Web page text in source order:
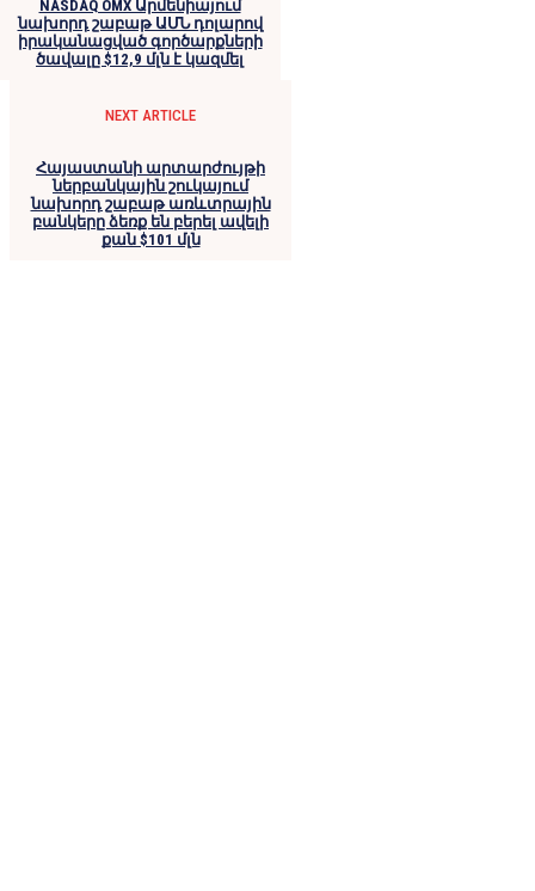
NASDAQ OMX Արմենիայում
նախորդ շաբաթ ԱՄՆ դոլարով
իրականացված գործարքների
ծավալը $12,9 մլն է կազմել
NEXT ARTICLE
Հայաստանի արտարժույթի
ներբանկային շուկայում
նախորդ շաբաթ առևտրային
բանկերը ձեռք են բերել ավելի
քան $101 մլն